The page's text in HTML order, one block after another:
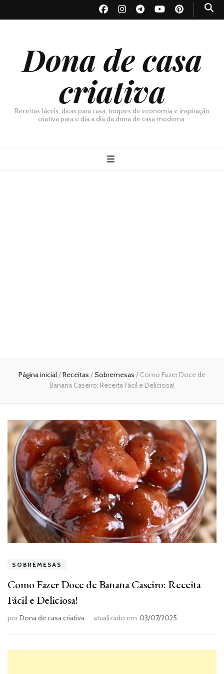
Dona de casa
criativa
Receitas fáceis, dicas para casa, truques de economia e inspiração
criativa para o dia a dia da dona de casa moderna.
Página inicial/Receitas /Sobremesas / Como Fazer Doce de
Banana Caseiro: Receita Fácil e Deliciosa!
SOBREMESAS
Como Fazer Doce de Banana Caseiro: Receita
Fácil e Deliciosa!
porDona de casa criativa atualizado em 03/07/2025